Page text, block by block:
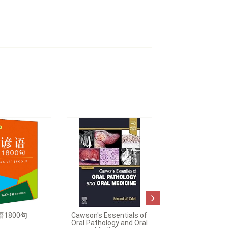
1800句
Cawson's Essentials of
Oral Pathology and Oral